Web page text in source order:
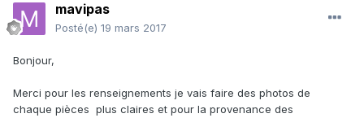
mavipas
Posté(e) 19 mars 2017
Bonjour,
Merci pour les renseignements je vais faire des photos de
chaque pièces plus claires et pour la provenance des